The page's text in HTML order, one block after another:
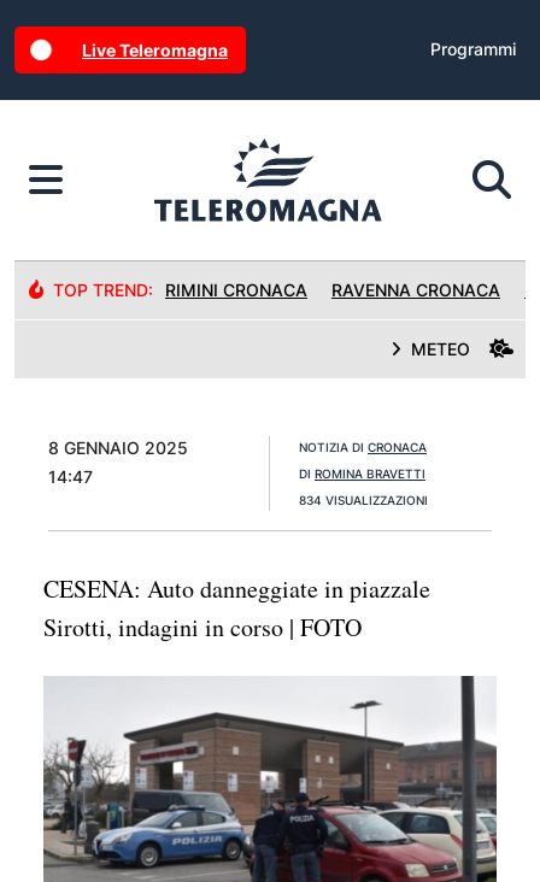
Live Teleromagna Programmi
TOP TREND: RIMINI CRONACA RAVENNA CRONACA
METEO
8 GENNAIO 2025
14:47
NOTIZIA DI CRONACA
DI ROMINA BRAVETTI
834 VISUALIZZAZIONI
CESENA: Auto danneggiate in piazzale
Sirotti, indagini in corso | FOTO